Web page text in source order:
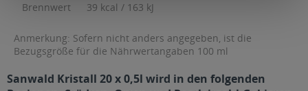
Brennwert
39 kcal / 163 kJ
Anmerkung: Sofern nicht anders angegeben, ist die
Bezugsgröße für die Nährwertangaben 100 ml
Sanwald Kristall 20 x 0,5l wird in den folgenden